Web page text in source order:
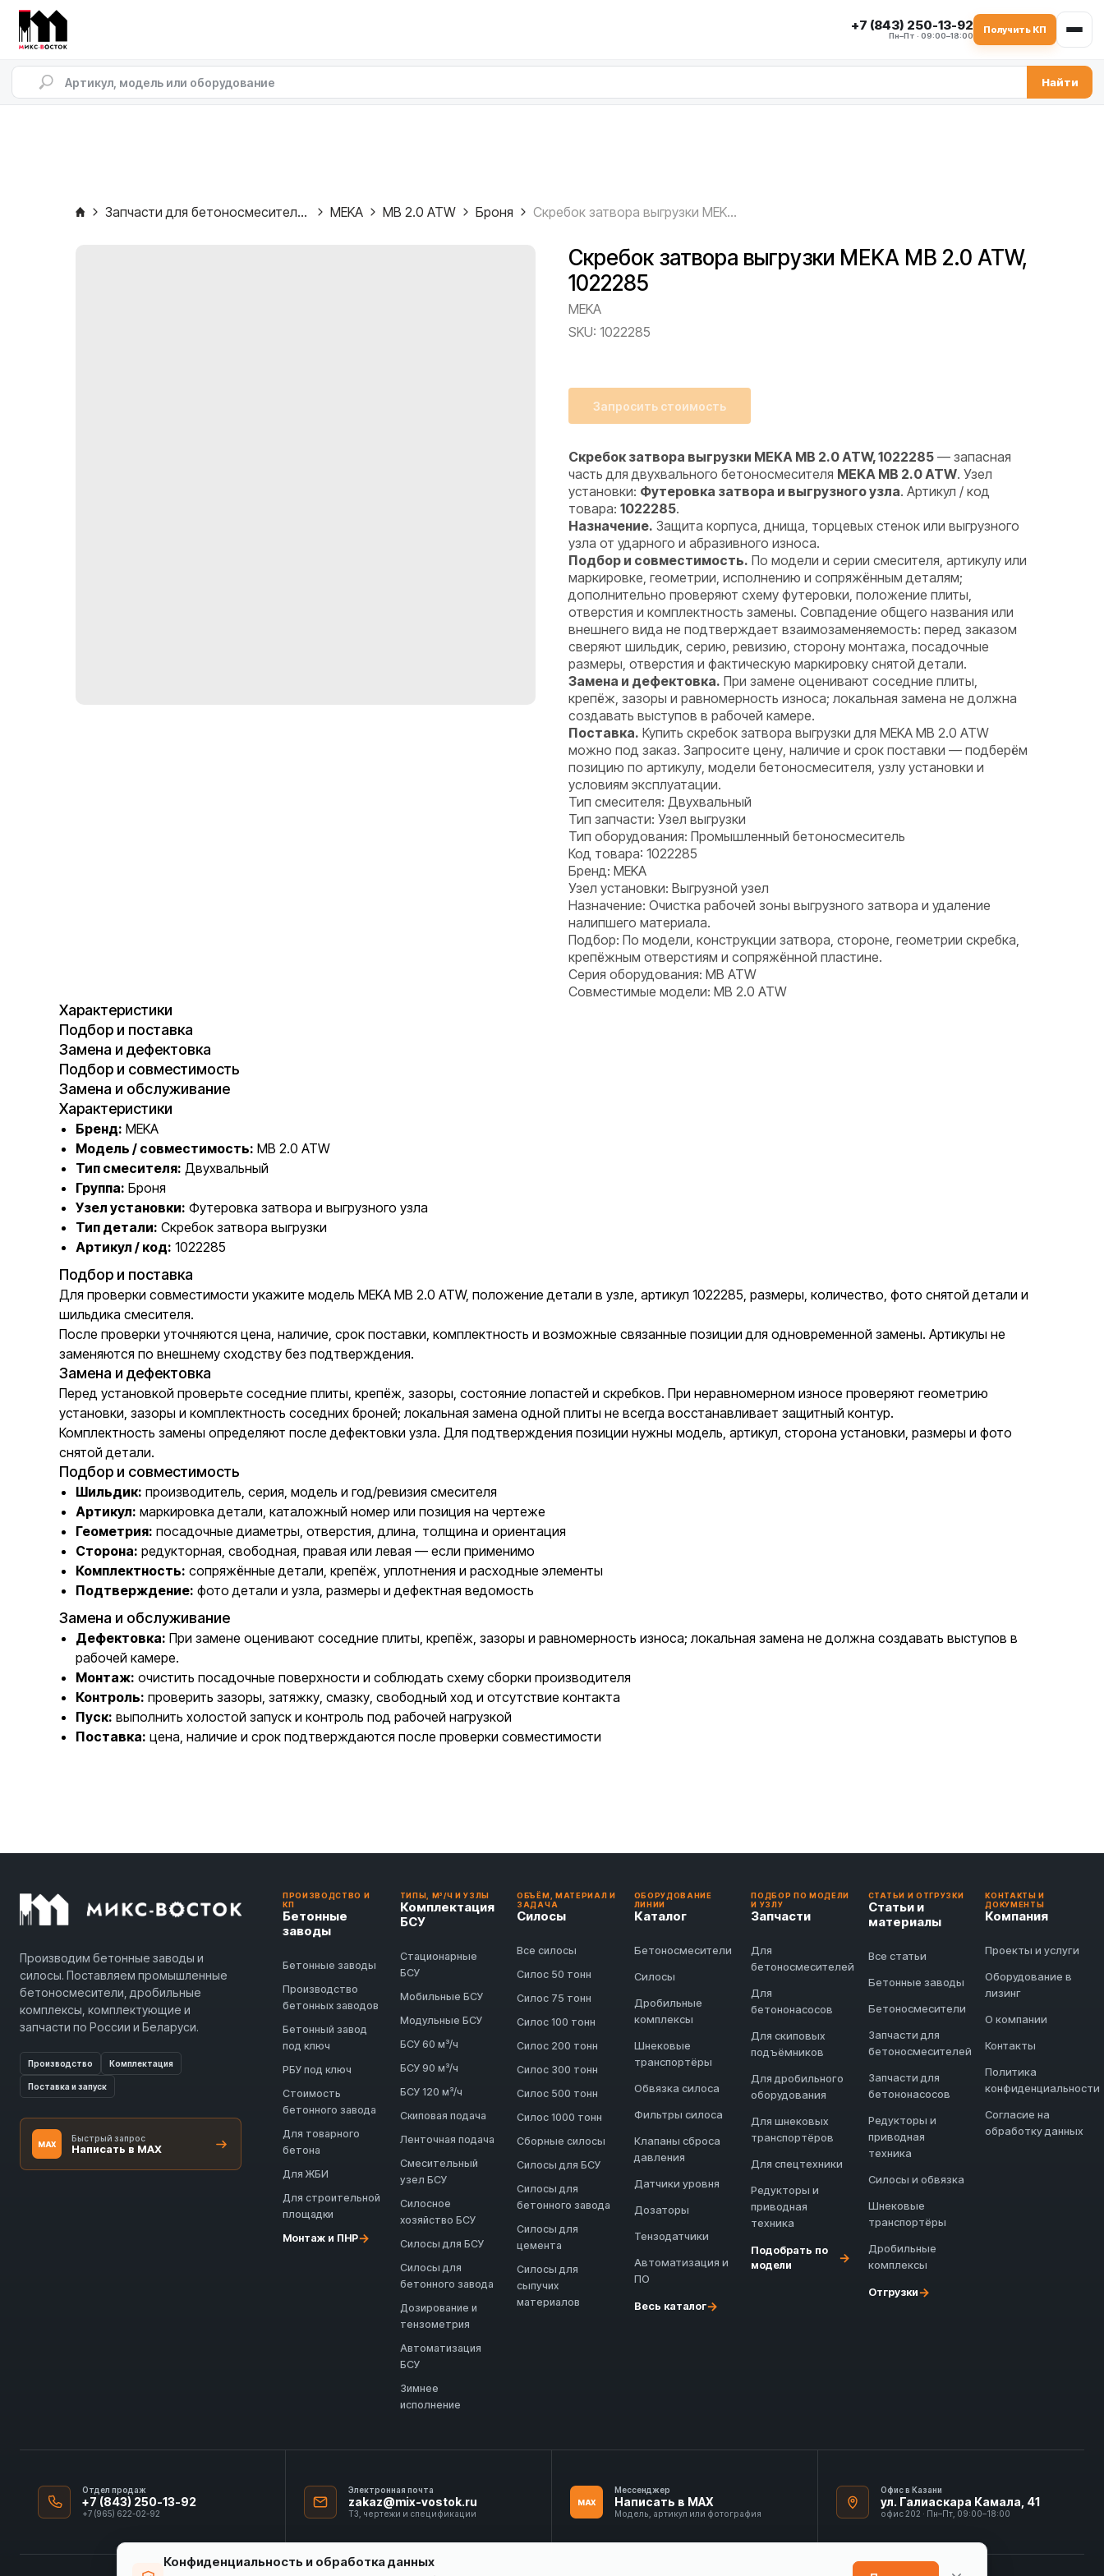
+7 (843) 250-13-92
Пн–Пт · 09:00–18:00
Получить КП
Найти
Запчасти для бетоносмесителей MEKA MB 2.0 ATW Броня Скребок затвора выгрузки MEKA MB 2.0 ATW, 1022285
Скребок затвора выгрузки MEKA MB 2.0 ATW,
1022285
MEKA
SKU: 1022285
Запросить стоимость
Скребок затвора выгрузки MEKA MB 2.0 ATW, 1022285 — запасная
часть для двухвального бетоносмесителя MEKA MB 2.0 ATW. Узел
установки: Футеровка затвора и выгрузного узла. Артикул / код
товара: 1022285.
Назначение. Защита корпуса, днища, торцевых стенок или выгрузного
узла от ударного и абразивного износа.
Подбор и совместимость. По модели и серии смесителя, артикулу или
маркировке, геометрии, исполнению и сопряжённым деталям;
дополнительно проверяют схему футеровки, положение плиты,
отверстия и комплектность замены. Совпадение общего названия или
внешнего вида не подтверждает взаимозаменяемость: перед заказом
сверяют шильдик, серию, ревизию, сторону монтажа, посадочные
размеры, отверстия и фактическую маркировку снятой детали.
Замена и дефектовка. При замене оценивают соседние плиты,
крепёж, зазоры и равномерность износа; локальная замена не должна
создавать выступов в рабочей камере.
Поставка. Купить скребок затвора выгрузки для MEKA MB 2.0 ATW
можно под заказ. Запросите цену, наличие и срок поставки — подберём
позицию по артикулу, модели бетоносмесителя, узлу установки и
условиям эксплуатации.
Тип смесителя: Двухвальный
Тип запчасти: Узел выгрузки
Тип оборудования: Промышленный бетоносмеситель
Код товара: 1022285
Бренд: MEKA
Узел установки: Выгрузной узел
Назначение: Очистка рабочей зоны выгрузного затвора и удаление
налипшего материала.
Подбор: По модели, конструкции затвора, стороне, геометрии скребка,
крепёжным отверстиям и сопряжённой пластине.
Серия оборудования: MB ATW
Совместимые модели: MB 2.0 ATW
Характеристики
Подбор и поставка
Замена и дефектовка
Подбор и совместимость
Замена и обслуживание
Характеристики
Бренд: MEKA
Модель / совместимость: MB 2.0 ATW
Тип смесителя: Двухвальный
Группа: Броня
Узел установки: Футеровка затвора и выгрузного узла
Тип детали: Скребок затвора выгрузки
Артикул / код: 1022285
Подбор и поставка
Для проверки совместимости укажите модель MEKA MB 2.0 ATW, положение детали в узле, артикул 1022285, размеры, количество, фото снятой детали и
шильдика смесителя.
После проверки уточняются цена, наличие, срок поставки, комплектность и возможные связанные позиции для одновременной замены. Артикулы не
заменяются по внешнему сходству без подтверждения.
Замена и дефектовка
Перед установкой проверьте соседние плиты, крепёж, зазоры, состояние лопастей и скребков. При неравномерном износе проверяют геометрию
установки, зазоры и комплектность соседних броней; локальная замена одной плиты не всегда восстанавливает защитный контур.
Комплектность замены определяют после дефектовки узла. Для подтверждения позиции нужны модель, артикул, сторона установки, размеры и фото
снятой детали.
Подбор и совместимость
Шильдик: производитель, серия, модель и год/ревизия смесителя
Артикул: маркировка детали, каталожный номер или позиция на чертеже
Геометрия: посадочные диаметры, отверстия, длина, толщина и ориентация
Сторона: редукторная, свободная, правая или левая — если применимо
Комплектность: сопряжённые детали, крепёж, уплотнения и расходные элементы
Подтверждение: фото детали и узла, размеры и дефектная ведомость
Замена и обслуживание
Дефектовка: При замене оценивают соседние плиты, крепёж, зазоры и равномерность износа; локальная замена не должна создавать выступов в
рабочей камере.
Монтаж: очистить посадочные поверхности и соблюдать схему сборки производителя
Контроль: проверить зазоры, затяжку, смазку, свободный ход и отсутствие контакта
Пуск: выполнить холостой запуск и контроль под рабочей нагрузкой
Поставка: цена, наличие и срок подтверждаются после проверки совместимости
Производим бетонные заводы и
силосы. Поставляем промышленные
бетоносмесители, дробильные
комплексы, комплектующие и
запчасти по России и Беларуси.
Производство Комплектация
Поставка и запуск
MAX
Быстрый запрос
Написать в MAX
ПРОИЗВОДСТВО И
КП
Бетонные
заводы
Бетонные заводы
Производство
бетонных заводов
Бетонный завод
под ключ
РБУ под ключ
Стоимость
бетонного завода
Для товарного
бетона
Для ЖБИ
Для строительной
площадки
Монтаж и ПНР→
ТИПЫ, М³/Ч И УЗЛЫ
Комплектация
БСУ
Стационарные
БСУ
Мобильные БСУ
Модульные БСУ
БСУ 60 м³/ч
БСУ 90 м³/ч
БСУ 120 м³/ч
Скиповая подача
Ленточная подача
Смесительный
узел БСУ
Силосное
хозяйство БСУ
Силосы для БСУ
Силосы для
бетонного завода
Дозирование и
тензометрия
Автоматизация
БСУ
Зимнее
исполнение
ОБЪЁМ, МАТЕРИАЛ И
ЗАДАЧА
Силосы
Все силосы
Силос 50 тонн
Силос 75 тонн
Силос 100 тонн
Силос 200 тонн
Силос 300 тонн
Силос 500 тонн
Силос 1000 тонн
Сборные силосы
Силосы для БСУ
Силосы для
бетонного завода
Силосы для
цемента
Силосы для
сыпучих
материалов
ОБОРУДОВАНИЕ
ЛИНИИ
Каталог
Бетоносмесители
Силосы
Дробильные
комплексы
Шнековые
транспортёры
Обвязка силоса
Фильтры силоса
Клапаны сброса
давления
Датчики уровня
Дозаторы
Тензодатчики
Автоматизация и
ПО
Весь каталог→
ПОДБОР ПО МОДЕЛИ
И УЗЛУ
Запчасти
Для
бетоносмесителей
Для
бетононасосов
Для скиповых
подъёмников
Для дробильного
оборудования
Для шнековых
транспортёров
Для спецтехники
Редукторы и
приводная
техника
Подобрать по
модели
→
СТАТЬИ И ОТГРУЗКИ
Статьи и
материалы
Все статьи
Бетонные заводы
Бетоносмесители
Запчасти для
бетоносмесителей
Запчасти для
бетононасосов
Редукторы и
приводная
техника
Силосы и обвязка
Шнековые
транспортёры
Дробильные
комплексы
Отгрузки→
КОНТАКТЫ И
ДОКУМЕНТЫ
Компания
Проекты и услуги
Оборудование в
лизинг
О компании
Контакты
Политика
конфиденциальности
Согласие на
обработку данных
Отдел продаж
+7 (843) 250-13-92
+7 (965) 622-02-92
Электронная почта
zakaz@mix-vostok.ru
ТЗ, чертежи и спецификации
MAX
Мессенджер
Написать в MAX
Модель, артикул или фотография
Офис в Казани
ул. Галиаскара Камала, 41
офис 202 · Пн–Пт, 09:00–18:00
Конфиденциальность и обработка данных